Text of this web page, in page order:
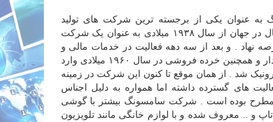
به عنوان یکی از برجسته ترین شرکت های تولید
کننده کالای دیجیتال در جهان از سال ۱۹۳۸ میلادی به عنوان یک شرکت
نهاد . و بعد از سه دهه فعالیت در خدمات مالی و
بیمه و اواراق بهادار و همچنین خرده فروشی در سال ۱۹۶۰ میلادی وارد
شد . از همان موقع تا کنون این شرکت در زمینه
های گسترده داشته اما همواره به دلیل اجناس
مطرح بوده است . شرکت سامسونگ بیشتر با گوشی
و .. معروف شده و با لوازم خانگی مانند تلویزیون